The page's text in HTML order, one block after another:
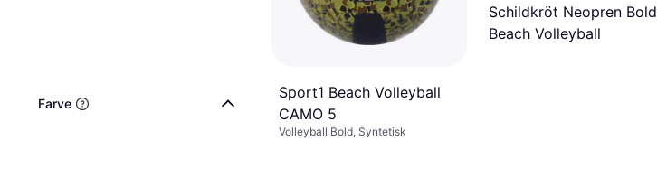
Farve
Sport1 Beach Volleyball
CAMO 5
Volleyball Bold, Syntetisk
Schildkröt Neopren Bold
Beach Volleyball